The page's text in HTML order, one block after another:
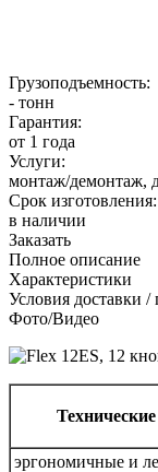
Грузоподъемность:
- тонн
Гарантия:
от 1 года
Услуги:
монтаж/демонтаж,
Срок изготовления:
в наличии
Заказать
Полное описание
Характеристики
Условия доставки /
Фото/Видео
эргономичные и